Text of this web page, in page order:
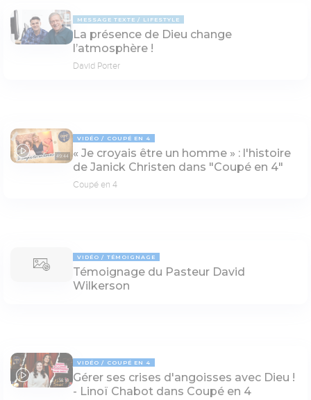
MESSAGE TEXTE LIFESTYLE
La présence de Dieu change
l’atmosphère !
David Porter
49:44
VIDÉO COUPÉ EN 4
« Je croyais être un homme » : l'histoire
de Janick Christen dans "Coupé en 4"
Coupé en 4
VIDÉO TÉMOIGNAGE
Témoignage du Pasteur David
Wilkerson
14:16
VIDÉO COUPÉ EN 4
Gérer ses crises d'angoisses avec Dieu !
- Linoï Chabot dans Coupé en 4